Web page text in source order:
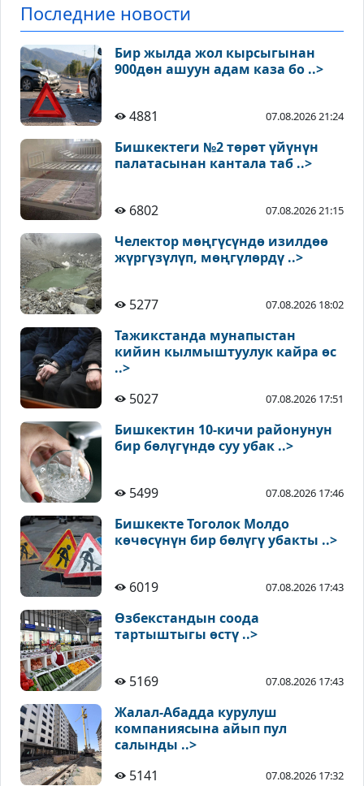
Последние новости
Бир жылда жол кырсыгынан
900дөн ашуун адам каза бо ..>
4881 07.08.2026 21:24
Бишкектеги №2 төрөт үйүнүн
палатасынан кантала таб ..>
6802 07.08.2026 21:15
Челектор мөңгүсүндө изилдөө
жүргүзүлүп, мөңгүлөрдү ..>
5277 07.08.2026 18:02
Тажикстанда мунапыстан
кийин кылмыштуулук кайра өс
..>
5027
07.08.2026 17:51
Бишкектин 10-кичи районунун
бир бөлүгүндө суу убак ..>
5499 07.08.2026 17:46
Бишкекте Тоголок Молдо
көчөсүнүн бир бөлүгү убакты ..>
6019 07.08.2026 17:43
Өзбекстандын соода
тартыштыгы өстү ..>
5169 07.08.2026 17:43
Жалал-Абадда курулуш
компаниясына айып пул
салынды ..>
5141
07.08.2026 17:32